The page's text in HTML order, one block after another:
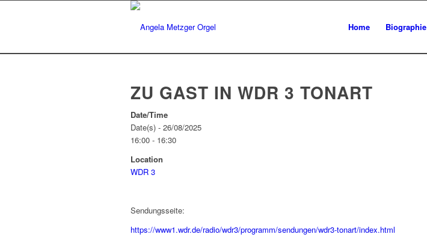
Home Biographie
ZU GAST IN WDR 3 TONART
Date/Time
Date(s) - 26/08/2025
16:00 - 16:30
Location
WDR 3
Sendungsseite:
https://www1.wdr.de/radio/wdr3/programm/sendungen/wdr3-tonart/index.html